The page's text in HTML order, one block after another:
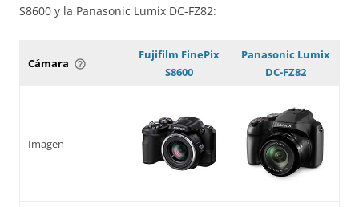
S8600 y la Panasonic Lumix DC-FZ82:
Cámara help_outline
Fujifilm FinePix
S8600
Panasonic Lumix
DC-FZ82
Imagen